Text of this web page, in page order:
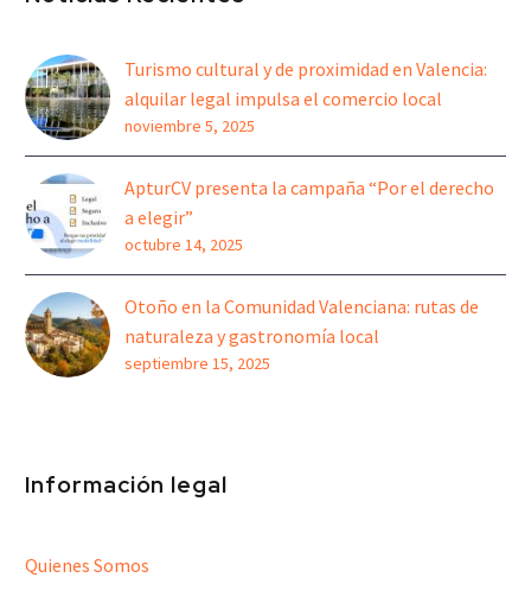
Turismo cultural y de proximidad en Valencia:
alquilar legal impulsa el comercio local
noviembre 5, 2025
ApturCV presenta la campaña “Por el derecho
a elegir”
octubre 14, 2025
Otoño en la Comunidad Valenciana: rutas de
naturaleza y gastronomía local
septiembre 15, 2025
Información legal
Quienes Somos